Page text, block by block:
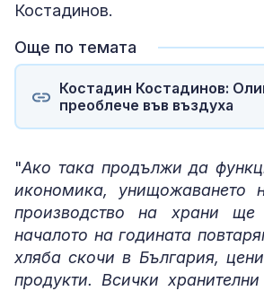
Костадинов.
Още по темата
Костадин Костадинов:
преоблече във въздуха
"Ако така продължи да
икономика, унищожаването
производство на храни
началото на годината
хляба скочи в България,
продукти. Всички